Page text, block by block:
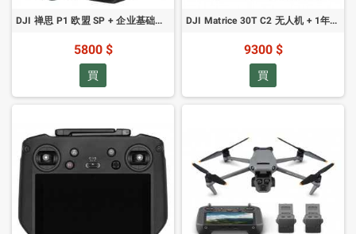
DJI 禅思 P1 欧盟 SP + 企业基础版保养服务 (024710，CP.ZM.00000136.01)
5800 $
買
DJI Matrice 30T C2 无人机 + 1年保修（033400，CB.202203170249）
9300 $
買